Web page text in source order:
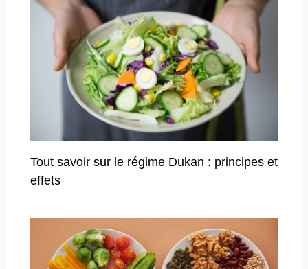
Tout savoir sur le régime Dukan : principes et
effets